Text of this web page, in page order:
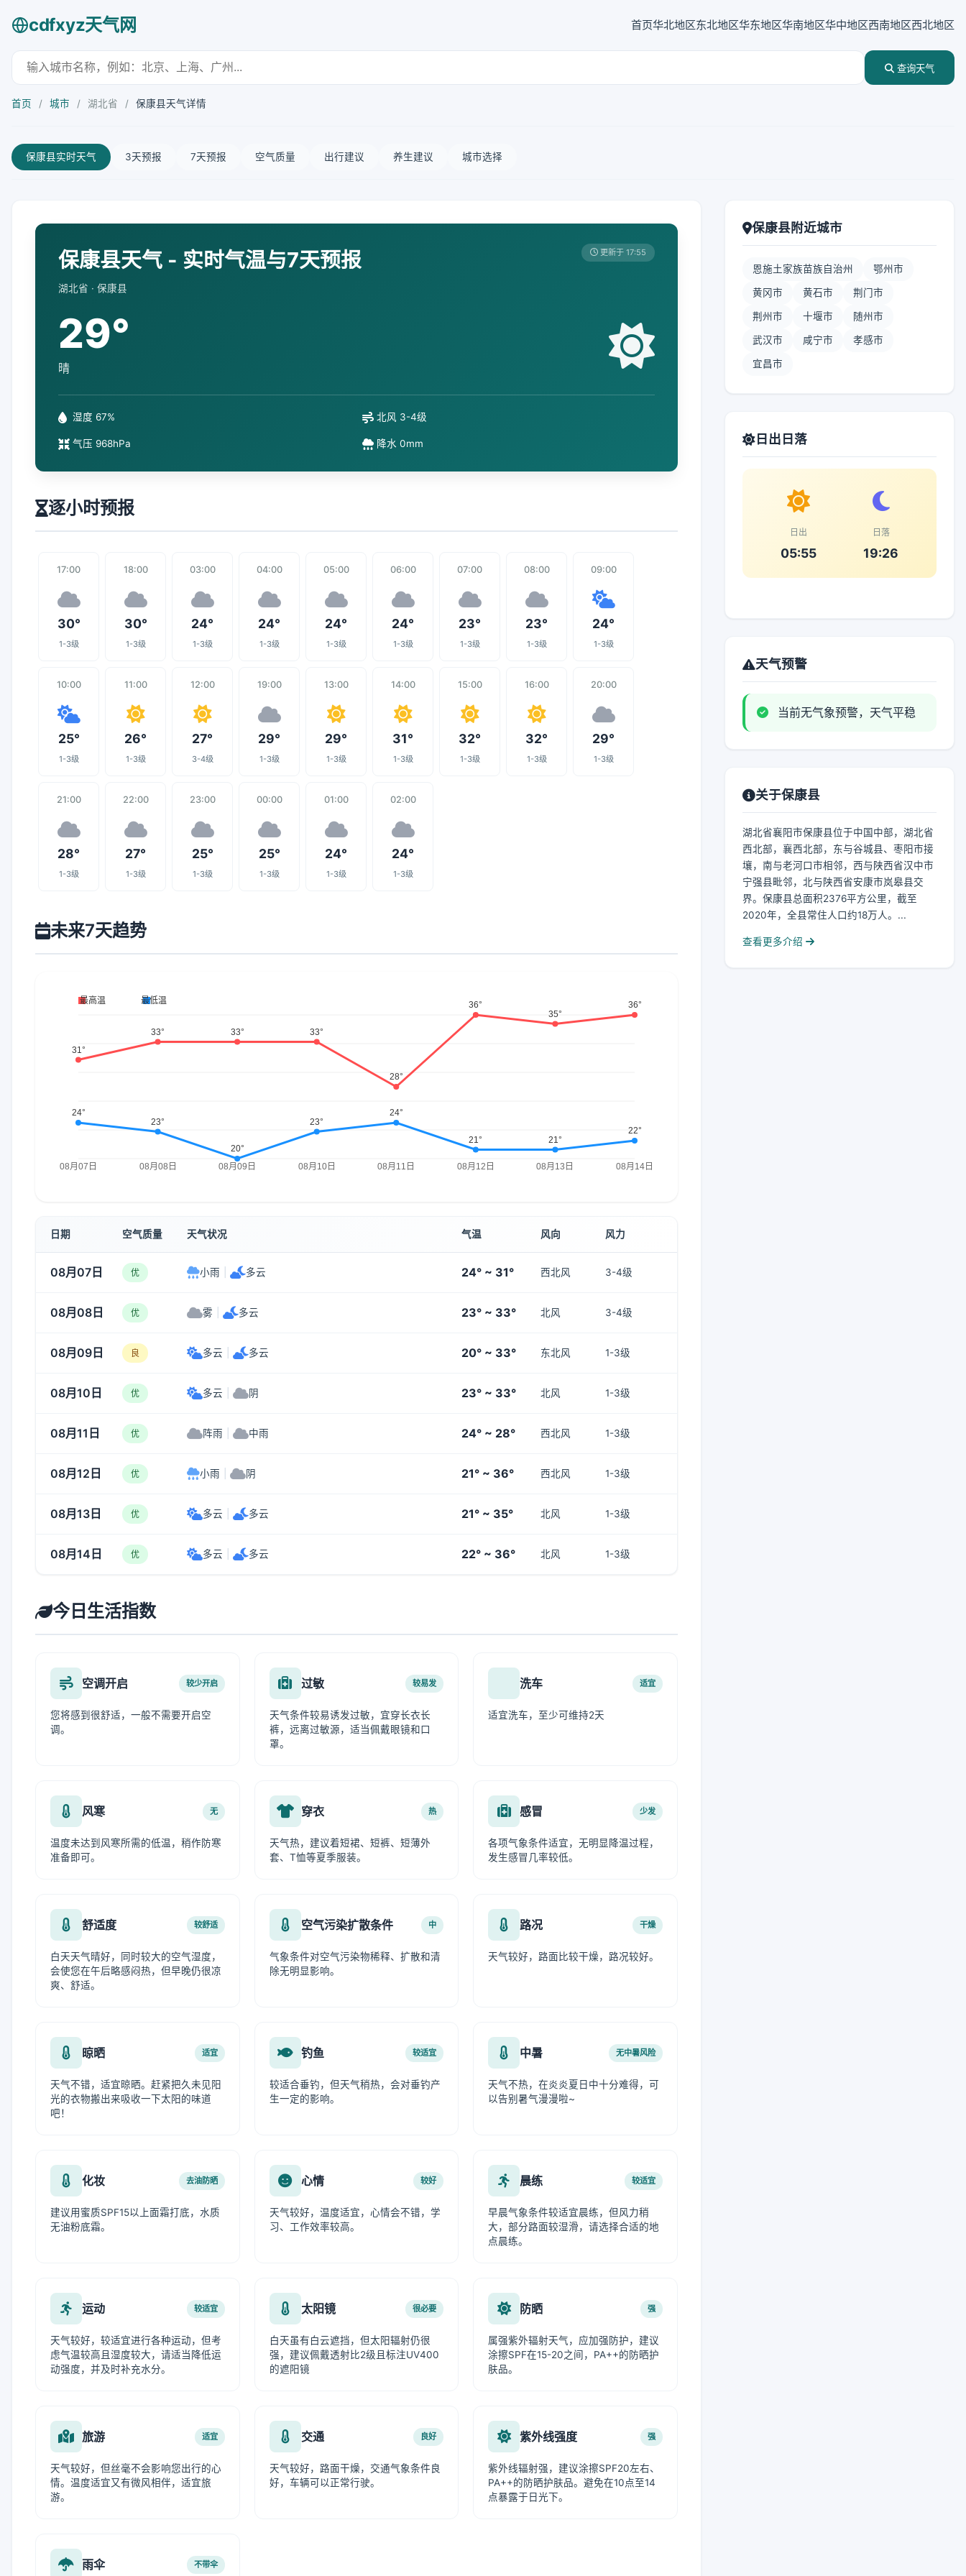
cdfxyz天气网 首页华北地区东北地区华东地区华南地区华中地区西南地区西北地区
查询天气
首页 / 城市 / 湖北省 / 保康县天气详情
保康县实时天气 3天预报 7天预报 空气质量 出行建议 养生建议 城市选择
保康县天气 - 实时气温与7天预报
湖北省 · 保康县
更新于 17:55
29°
晴
湿度 67% 北风 3-4级
气压 968hPa 降水 0mm
逐小时预报
17:00
30°
1-3级
18:00
30°
1-3级
03:00
24°
1-3级
04:00
24°
1-3级
05:00
24°
1-3级
06:00
24°
1-3级
07:00
23°
1-3级
08:00
23°
1-3级
09:00
24°
1-3级
10:00
25°
1-3级
11:00
26°
1-3级
12:00
27°
3-4级
19:00
29°
1-3级
13:00
29°
1-3级
14:00
31°
1-3级
15:00
32°
1-3级
16:00
32°
1-3级
20:00
29°
1-3级
21:00
28°
1-3级
22:00
27°
1-3级
23:00
25°
1-3级
00:00
25°
1-3级
01:00
24°
1-3级
02:00
24°
1-3级
未来7天趋势
日期 空气质量 天气状况 气温 风向 风力
08月07日 优 小雨 多云 24° ~ 31° 西北风 3-4级
08月08日 优 雾 多云 23° ~ 33° 北风 3-4级
08月09日 良 多云 多云 20° ~ 33° 东北风 1-3级
08月10日 优 多云 阴 23° ~ 33° 北风 1-3级
08月11日 优 阵雨 中雨 24° ~ 28° 西北风 1-3级
08月12日 优 小雨 阴 21° ~ 36° 西北风 1-3级
08月13日 优 多云 多云 21° ~ 35° 北风 1-3级
08月14日 优 多云 多云 22° ~ 36° 北风 1-3级
今日生活指数
空调开启 较少开启
您将感到很舒适，一般不需要开启空
调。
过敏 较易发
天气条件较易诱发过敏，宜穿长衣长
裤，远离过敏源，适当佩戴眼镜和口
罩。
洗车 适宜
适宜洗车，至少可维持2天
风寒 无
温度未达到风寒所需的低温，稍作防寒
准备即可。
穿衣 热
天气热，建议着短裙、短裤、短薄外
套、T恤等夏季服装。
感冒 少发
各项气象条件适宜，无明显降温过程，
发生感冒几率较低。
舒适度 较舒适
白天天气晴好，同时较大的空气湿度，
会使您在午后略感闷热，但早晚仍很凉
爽、舒适。
空气污染扩散条件 中
气象条件对空气污染物稀释、扩散和清
除无明显影响。
路况 干燥
天气较好，路面比较干燥，路况较好。
晾晒 适宜
天气不错，适宜晾晒。赶紧把久未见阳
光的衣物搬出来吸收一下太阳的味道
吧！
钓鱼 较适宜
较适合垂钓，但天气稍热，会对垂钓产
生一定的影响。
中暑 无中暑风险
天气不热，在炎炎夏日中十分难得，可
以告别暑气漫漫啦~
化妆 去油防晒
建议用蜜质SPF15以上面霜打底，水质
无油粉底霜。
心情 较好
天气较好，温度适宜，心情会不错，学
习、工作效率较高。
晨练 较适宜
早晨气象条件较适宜晨练，但风力稍
大，部分路面较湿滑，请选择合适的地
点晨练。
运动 较适宜
天气较好，较适宜进行各种运动，但考
虑气温较高且湿度较大，请适当降低运
动强度，并及时补充水分。
太阳镜 很必要
白天虽有白云遮挡，但太阳辐射仍很
强，建议佩戴透射比2级且标注UV400
的遮阳镜
防晒 强
属强紫外辐射天气，应加强防护，建议
涂擦SPF在15-20之间，PA++的防晒护
肤品。
旅游 适宜
天气较好，但丝毫不会影响您出行的心
情。温度适宜又有微风相伴，适宜旅
游。
交通 良好
天气较好，路面干燥，交通气象条件良
好，车辆可以正常行驶。
紫外线强度 强
紫外线辐射强，建议涂擦SPF20左右、
PA++的防晒护肤品。避免在10点至14
点暴露于日光下。
雨伞 不带伞
保康县附近城市
恩施土家族苗族自治州 鄂州市
黄冈市 黄石市 荆门市
荆州市 十堰市 随州市
武汉市 咸宁市 孝感市
宜昌市
日出日落
日出
05:55
日落
19:26
天气预警
当前无气象预警，天气平稳
关于保康县
湖北省襄阳市保康县位于中国中部，湖北省
西北部，襄西北部，东与谷城县、枣阳市接
壤，南与老河口市相邻，西与陕西省汉中市
宁强县毗邻，北与陕西省安康市岚皋县交
界。保康县总面积2376平方公里，截至
2020年，全县常住人口约18万人。...
查看更多介绍